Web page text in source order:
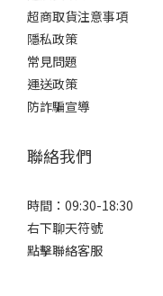
超商取貨注意事項
隱私政策
常見問題
運送政策
防詐騙宣導
聯絡我們
時間：09:30-18:30
右下聊天符號
點擊聯絡客服